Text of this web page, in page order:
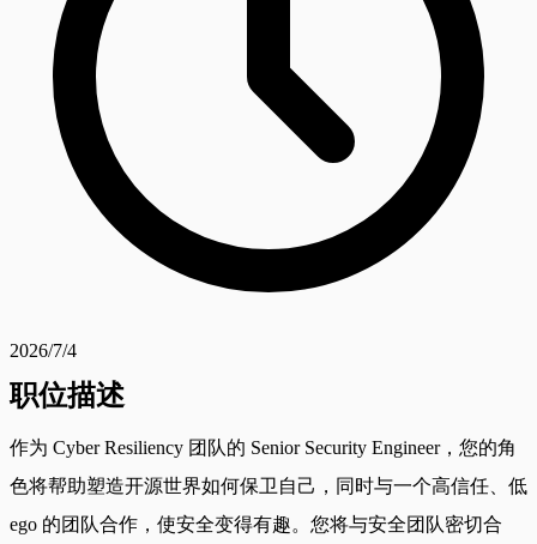
2026/7/4
职位描述
作为 Cyber Resiliency 团队的 Senior Security Engineer，您的角
色将帮助塑造开源世界如何保卫自己，同时与一个高信任、低
ego 的团队合作，使安全变得有趣。您将与安全团队密切合